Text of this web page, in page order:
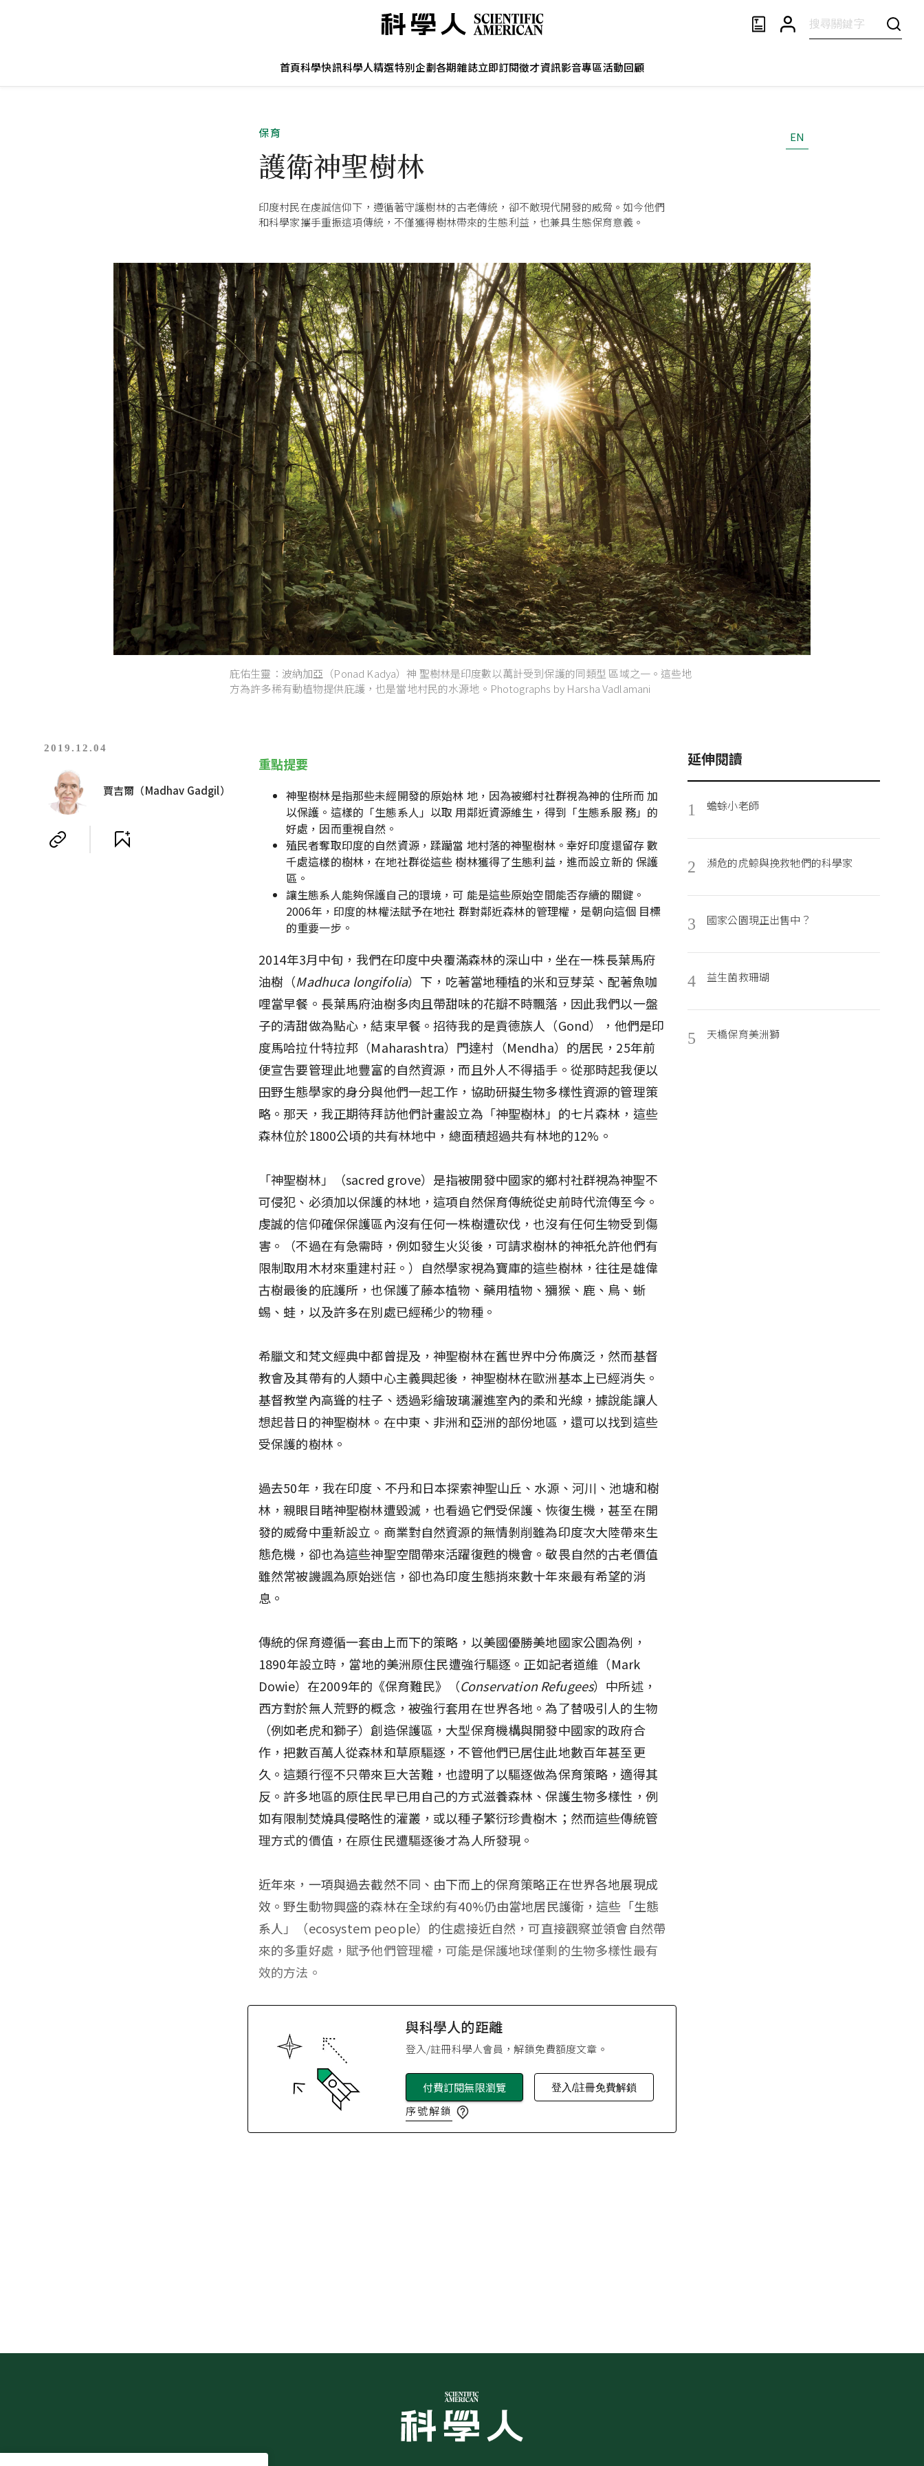
首頁科學快訊科學人精選特別企劃各期雜誌立即訂閱徵才資訊影音專區活動回顧
保育
護衛神聖樹林
印度村民在虔誠信仰下，遵循著守護樹林的古老傳統，卻不敵現代開發的威脅。如今他們
和科學家攜手重振這項傳統，不僅獲得樹林帶來的生態利益，也兼具生態保育意義。
EN
庇佑生靈：波納加亞（Ponad Kadya）神 聖樹林是印度數以萬計受到保護的同類型 區域之一。這些地
方為許多稀有動植物提供庇護，也是當地村民的水源地。Photographs by Harsha Vadlamani
2019.12.04
賈吉爾（Madhav Gadgil）
重點提要
神聖樹林是指那些未經開發的原始林 地，因為被鄉村社群視為神的住所而 加
以保護。這樣的「生態系人」以取 用鄰近資源維生，得到「生態系服 務」的
好處，因而重視自然。
殖民者奪取印度的自然資源，蹂躪當 地村落的神聖樹林。幸好印度還留存 數
千處這樣的樹林，在地社群從這些 樹林獲得了生態利益，進而設立新的 保護
區。
讓生態系人能夠保護自己的環境，可 能是這些原始空間能否存續的關鍵。
2006年，印度的林權法賦予在地社 群對鄰近森林的管理權，是朝向這個 目標
的重要一步。
2014年3月中旬，我們在印度中央覆滿森林的深山中，坐在一株長葉馬府
油樹（Madhuca longifolia）下，吃著當地種植的米和豆芽菜、配著魚咖
哩當早餐。長葉馬府油樹多肉且帶甜味的花瓣不時飄落，因此我們以一盤
子的清甜做為點心，結束早餐。招待我的是貢德族人（Gond），他們是印
度馬哈拉什特拉邦（Maharashtra）門達村（Mendha）的居民，25年前
便宣吿要管理此地豐富的自然資源，而且外人不得插手。從那時起我便以
田野生態學家的身分與他們一起工作，協助研擬生物多樣性資源的管理策
略。那天，我正期待拜訪他們計畫設立為「神聖樹林」的七片森林，這些
森林位於1800公頃的共有林地中，總面積超過共有林地的12%。
「神聖樹林」（sacred grove）是指被開發中國家的鄉村社群視為神聖不
可侵犯、必須加以保護的林地，這項自然保育傳統從史前時代流傳至今。
虔誠的信仰確保保護區內沒有任何一株樹遭砍伐，也沒有任何生物受到傷
害。（不過在有急需時，例如發生火災後，可請求樹林的神祇允許他們有
限制取用木材來重建村莊。）自然學家視為寶庫的這些樹林，往往是雄偉
古樹最後的庇護所，也保護了藤本植物、藥用植物、獼猴、鹿、鳥、蜥
蜴、蛙，以及許多在別處已經稀少的物種。
希臘文和梵文經典中都曾提及，神聖樹林在舊世界中分佈廣泛，然而基督
教會及其帶有的人類中心主義興起後，神聖樹林在歐洲基本上已經消失。
基督教堂內高聳的柱子、透過彩繪玻璃灑進室內的柔和光線，據說能讓人
想起昔日的神聖樹林。在中東、非洲和亞洲的部份地區，還可以找到這些
受保護的樹林。
過去50年，我在印度、不丹和日本探索神聖山丘、水源、河川、池塘和樹
林，親眼目睹神聖樹林遭毀滅，也看過它們受保護、恢復生機，甚至在開
發的威脅中重新設立。商業對自然資源的無情剝削雖為印度次大陸帶來生
態危機，卻也為這些神聖空間帶來活躍復甦的機會。敬畏自然的古老價值
雖然常被譏諷為原始迷信，卻也為印度生態捎來數十年來最有希望的消
息。
傳統的保育遵循一套由上而下的策略，以美國優勝美地國家公園為例，
1890年設立時，當地的美洲原住民遭強行驅逐。正如記者道維（Mark
Dowie）在2009年的《保育難民》（Conservation Refugees）中所述，
西方對於無人荒野的概念，被強行套用在世界各地。為了替吸引人的生物
（例如老虎和獅子）創造保護區，大型保育機構與開發中國家的政府合
作，把數百萬人從森林和草原驅逐，不管他們已居住此地數百年甚至更
久。這類行徑不只帶來巨大苦難，也證明了以驅逐做為保育策略，適得其
反。許多地區的原住民早已用自己的方式滋養森林、保護生物多樣性，例
如有限制焚燒具侵略性的灌叢，或以種子繁衍珍貴樹木；然而這些傳統管
理方式的價值，在原住民遭驅逐後才為人所發現。
近年來，一項與過去截然不同、由下而上的保育策略正在世界各地展現成
效。野生動物興盛的森林在全球約有40%仍由當地居民護衛，這些「生態
系人」（ecosystem people）的住處接近自然，可直接觀察並領會自然帶
來的多重好處，賦予他們管理權，可能是保護地球僅剩的生物多樣性最有
效的方法。
延伸閱讀
1 蟾蜍小老師
2 瀕危的虎鯨與挽救牠們的科學家
3 國家公園現正出售中？
4 益生菌救珊瑚
5 天橋保育美洲獅
與科學人的距離
登入/註冊科學人會員，解鎖免費額度文章。
付費訂閱無限瀏覽 登入/註冊免費解鎖
序號解鎖